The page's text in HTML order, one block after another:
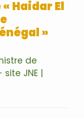
Haidar El
»
de
JNE |